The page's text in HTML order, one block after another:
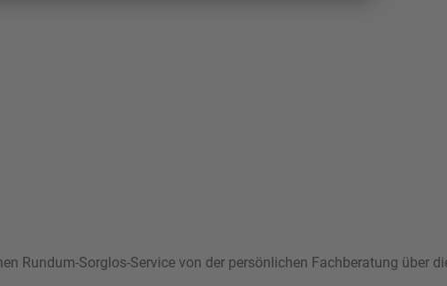
Rundum-Sorglos-Service von der persönlichen Fachberatung über